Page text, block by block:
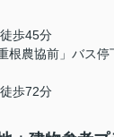
徒歩45分
根農協前」バス停
徒歩72分